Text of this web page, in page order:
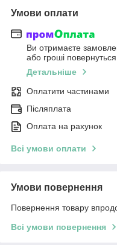
Умови оплати
Ви отримаєте
або гроші
Детальніше
Оплатити частинами
Післяплата
Оплата на рахунок
Всі умови оплати
Умови повернення
Повернення товару
Всі умови повернення